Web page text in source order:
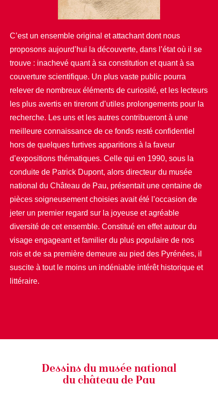
C’est un ensemble original et attachant dont nous
proposons aujourd’hui la découverte, dans l’état où il se
trouve : inachevé quant à sa constitution et quant à sa
couverture scientifique. Un plus vaste public pourra
relever de nombreux éléments de curiosité, et les lecteurs
les plus avertis en tireront d’utiles prolongements pour la
recherche. Les uns et les autres contribueront à une
meilleure connaissance de ce fonds resté confidentiel
hors de quelques furtives apparitions à la faveur
d’expositions thématiques. Celle qui en 1990, sous la
conduite de Patrick Dupont, alors directeur du musée
national du Château de Pau, présentait une centaine de
pièces soigneusement choisies avait été l’occasion de
jeter un premier regard sur la joyeuse et agréable
diversité de cet ensemble. Constitué en effet autour du
visage engageant et familier du plus populaire de nos
rois et de sa première demeure au pied des Pyrénées, il
suscite à tout le moins un indéniable intérêt historique et
littéraire.
Dessins du musée national
du château de Pau